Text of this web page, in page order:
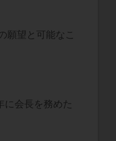
願望と可能なこ
会長を務めた